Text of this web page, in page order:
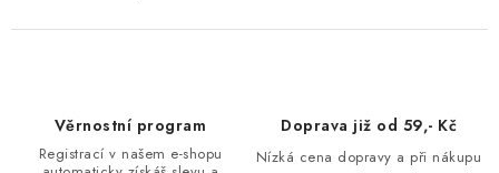
Věrnostní program
Registrací v našem e-shopu
Doprava již od 59,- Kč
Nízká cena dopravy a při nákupu